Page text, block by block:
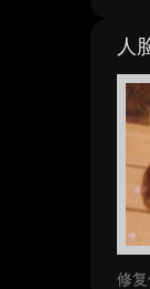
人
修